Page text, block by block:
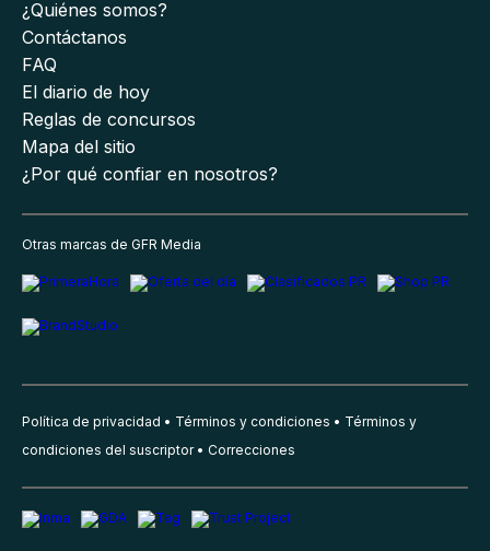
¿Quiénes somos?
Contáctanos
FAQ
El diario de hoy
Reglas de concursos
Mapa del sitio
¿Por qué confiar en nosotros?
Otras marcas de GFR Media
Política de privacidad Términos y condiciones
Términos y
condiciones del suscriptor
Correcciones